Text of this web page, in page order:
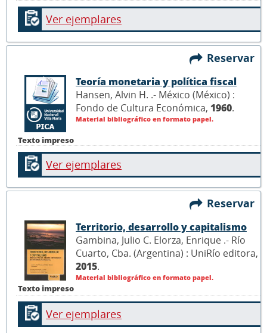
Ver ejemplares
Reservar
Texto impreso
Teoría monetaria y política fiscal
Hansen, Alvin H. .- México (México) :
Fondo de Cultura Económica, 1960.
Material bibliográfico en formato papel.
Ver ejemplares
Reservar
Texto impreso
Territorio, desarrollo y capitalismo
Gambina, Julio C. Elorza, Enrique .- Río
Cuarto, Cba. (Argentina) : UniRío editora,
2015.
Material bibliográfico en formato papel.
Ver ejemplares